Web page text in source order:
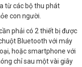
từ các bộ thu phát
con người.
phải có 2 thiết bị được
Bluetooth với máy
hoặc smartphone với
chỉ sau một vài giây